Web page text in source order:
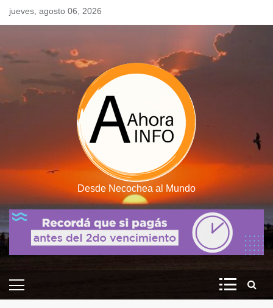
Skipjueves, agosto 06, 2026
Desde Necochea al Mundo